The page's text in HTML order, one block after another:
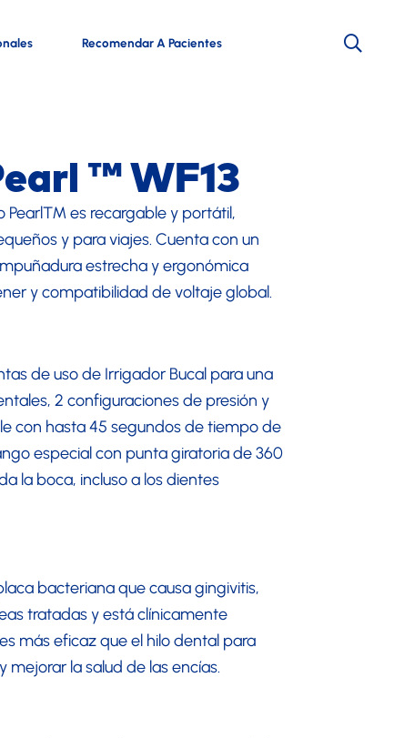
Recomendar A Pacientes
™ WF13
Pearl™ es recargable y portátil,
y para viajes. Cuenta con un
estrecha y ergonómica
y compatibilidad de voltaje global.
de uso de Irrigador Bucal para una
2 configuraciones de presión y
con hasta 45 segundos de tiempo de
especial con punta giratoria de 360
la boca, incluso a los dientes
bacteriana que causa gingivitis,
tratadas y está clínicamente
más eficaz que el hilo dental para
la salud de las encías.